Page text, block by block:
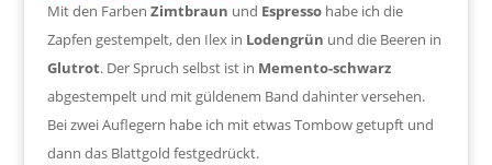
Mit den Farben Zimtbraun und Espresso habe ich die
Zapfen gestempelt, den Ilex in Lodengrün und die Beeren in
Glutrot. Der Spruch selbst ist in Memento-schwarz
abgestempelt und mit güldenem Band dahinter versehen.
Bei zwei Auflegern habe ich mit etwas Tombow getupft und
dann das Blattgold festgedrückt.